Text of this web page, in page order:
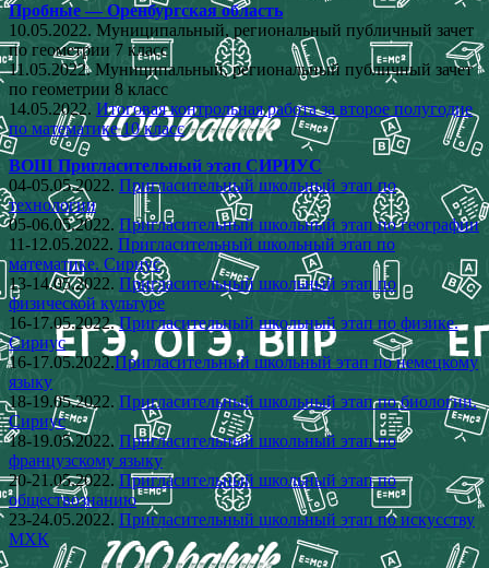
Пробные — Оренбургская область
10.05.2022. Муниципальный, региональный публичный зачет
по геометрии 7 класс
11.05.2022. Муниципальный, региональный публичный зачет
по геометрии 8 класс
14.05.2022. Итоговая контрольная работа за второе полугодие
по математике 10 класс
ВОШ Пригласительный этап СИРИУС
04-05.05.2022. Пригласительный школьный этап по
технологии
05-06.05.2022. Пригласительный школьный этап по географии
11-12.05.2022. Пригласительный школьный этап по
математике. Сириус
13-14.05.2022. Пригласительный школьный этап по
физической культуре
16-17.05.2022.Пригласительный школьный этап по физике.
Сириус
16-17.05.2022.Пригласительный школьный этап по немецкому
языку
18-19.05.2022. Пригласительный школьный этап по биологии.
Сириус
18-19.05.2022. Пригласительный школьный этап по
французскому языку
20-21.05.2022. Пригласительный школьный этап по
обществознанию
23-24.05.2022. Пригласительный школьный этап по искусству
МХК